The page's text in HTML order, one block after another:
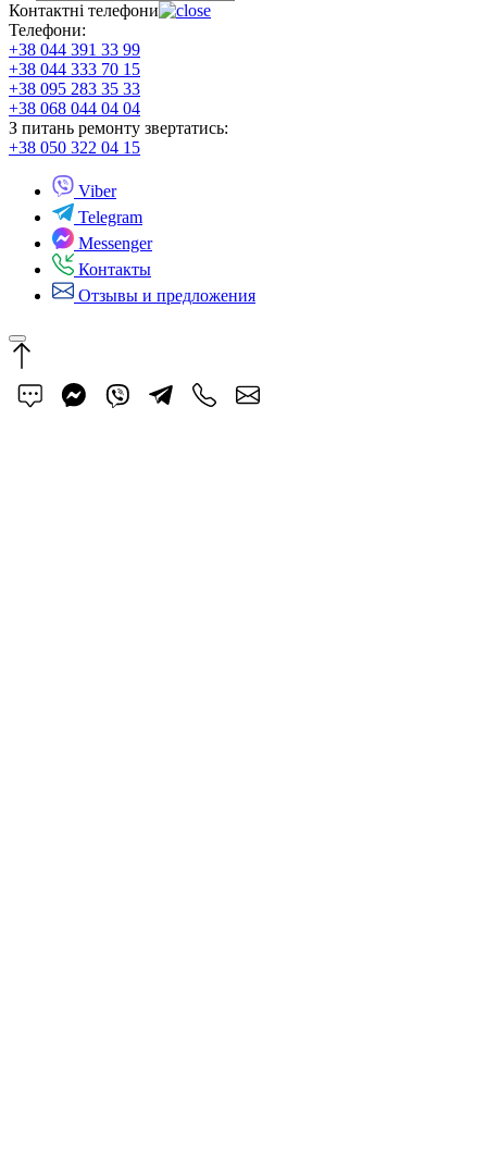
Контактні телефони
Телефони:
+38 044 391 33 99
+38 044 333 70 15
+38 095 283 35 33
+38 068 044 04 04
З питань ремонту звертатись:
+38 050 322 04 15
Viber
Telegram
Messenger
Контакты
Отзывы и предложения